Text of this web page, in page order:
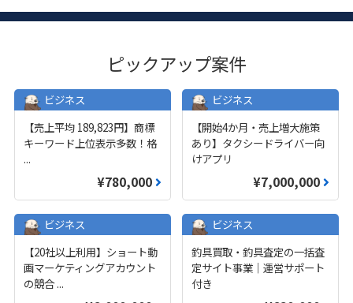
ピックアップ案件
ビジネス
【売上平均 189,823円】商標
キーワード上位表示多数！格
...
¥780,000
ビジネス
【開始4か月・売上増大施策
あり】タクシードライバー向
けアプリ
¥7,000,000
ビジネス
【20社以上利用】ショート動
画マーケティングアカウント
の競合...
ビジネス
釣具買取・釣具査定の一括査
定サイト事業｜運営サポート
付き